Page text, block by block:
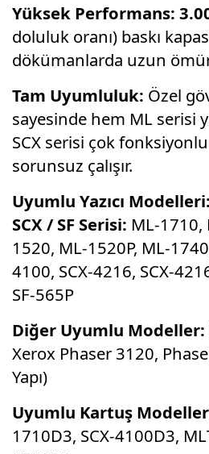
Yüksek Performans:
doluluk oranı) baskı
dökümanlarda uzun
Tam Uyumluluk: Özel
sayesinde hem ML serisi
SCX serisi çok
sorunsuz çalışır.
Uyumlu Yazıcı Modelleri:
SCX / SF Serisi: ML-1710,
1520, ML-1520P, ML-
4100, SCX-4216, SCX-
SF-565P
Diğer Uyumlu Modeller:
Xerox Phaser 3120,
Yapı)
Uyumlu Kartuş
1710D3, SCX-4100D3,